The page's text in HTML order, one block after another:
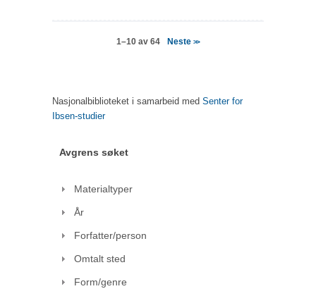
1–10 av 64 Neste>>
Nasjonalbiblioteket i samarbeid med Senter for
Ibsen-studier
Avgrens søket
Materialtyper
År
Forfatter/person
Omtalt sted
Form/genre